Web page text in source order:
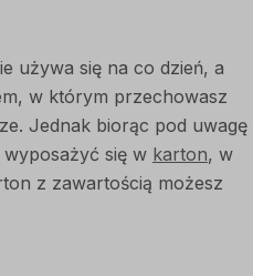
używa się na co dzień, a
w którym przechowasz
Jednak biorąc pod uwagę
się w karton, w
z zawartością możesz